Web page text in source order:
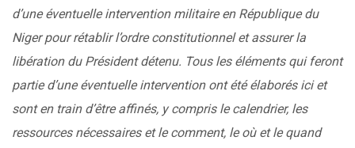
d’une éventuelle intervention militaire en République du
Niger pour rétablir l’ordre constitutionnel et assurer la
libération du Président détenu. Tous les éléments qui feront
partie d’une éventuelle intervention ont été élaborés ici et
sont en train d’être affinés, y compris le calendrier, les
ressources nécessaires et le comment, le où et le quand